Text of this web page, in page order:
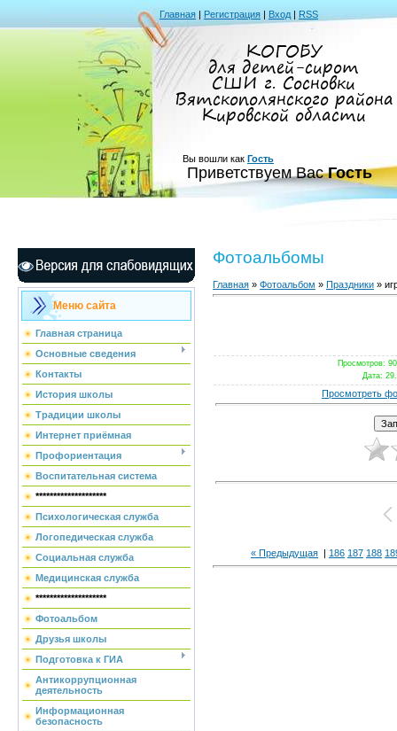
Главная | Регистрация | Вход | RSS
КОГОБУ
для детей-сирот
СШИ г. Сосновки
Вятскополянского района
Кировской области
Вы вошли как Гость
Приветствуем Вас Гость
Меню сайта
Главная страница
Основные сведения
Контакты
История школы
Традиции школы
Интернет приёмная
Профориентация
Воспитательная система
********************
Психологическая служба
Логопедическая служба
Социальная служба
Медицинская служба
********************
Фотоальбом
Друзья школы
Подготовка к ГИА
Антикоррупционная
деятельность
Информационная
безопасность
Фотоальбомы
Главная » Фотоальбом » Праздники »
Просмотров:
Дата:
Просмотреть
« Предыдущая | 186 187 188